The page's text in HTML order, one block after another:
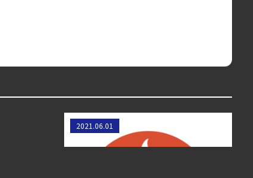
Kubernetesを監視するための
PromQL 実用例 Top10
2021.06.01